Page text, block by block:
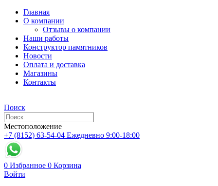
Главная
О компании
Отзывы о компании
Наши работы
Конструктор памятников
Новости
Оплата и доставка
Магазины
Контакты
Поиск
Местоположение
+7 (8152) 63-54-04 Ежедневно 9:00-18:00
0 Избранное 0 Корзина
Войти